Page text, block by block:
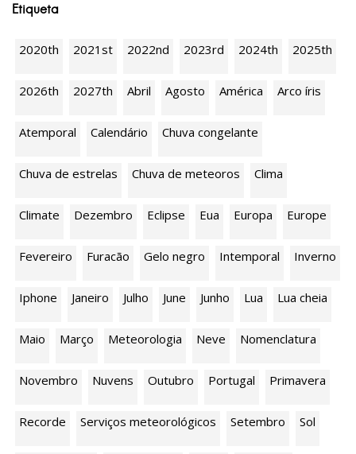
Etiqueta
2020th 2021st 2022nd 2023rd 2024th 2025th
2026th 2027th Abril Agosto América Arco íris
Atemporal Calendário Chuva congelante
Chuva de estrelas Chuva de meteoros Clima
Climate Dezembro Eclipse Eua Europa Europe
Fevereiro Furacão Gelo negro Intemporal Inverno
Iphone Janeiro Julho June Junho Lua Lua cheia
Maio Março Meteorologia Neve Nomenclatura
Novembro Nuvens Outubro Portugal Primavera
Recorde Serviços meteorológicos Setembro Sol